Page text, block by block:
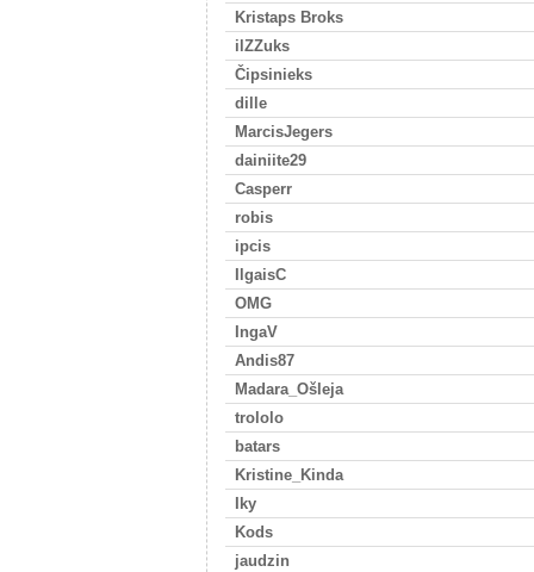
Kristaps Broks
ilZZuks
Čipsinieks
dille
MarcisJegers
dainiite29
Casperr
robis
ipcis
IlgaisC
OMG
IngaV
Andis87
Madara_Ošleja
trololo
batars
Kristine_Kinda
Iky
Kods
jaudzin